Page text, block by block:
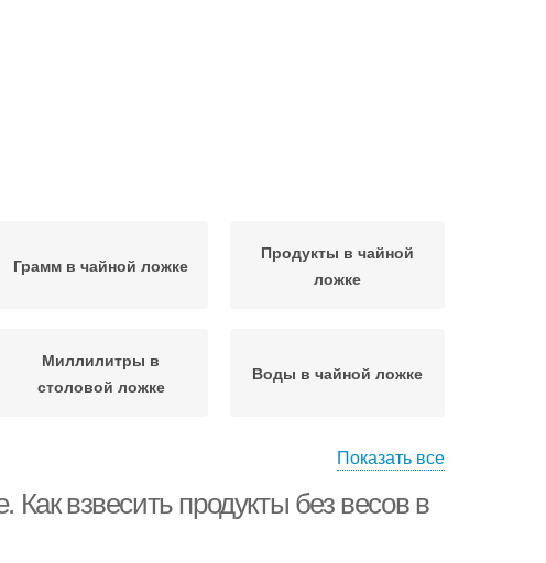
Грамм в чайной ложке
Продукты в чайной
ложке
Миллилитры в
столовой ложке
Воды в чайной ложке
ложке
Показать все
взвесить продукты без весов в